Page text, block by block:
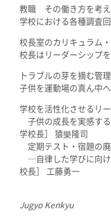
教職 その働き方を考
学校における各種調査
校長室のカリキュラム
校長はリーダーシップ
トラブルの芽を摘む管
子供を運動場の真ん中へ
学校を活性化させるリ
子供の成長を実感す
学校長］ 猿樂隆司
定期テスト・宿題の
─自律した学びに向け
校長］ 工藤勇一
Jugyo Kenkyu